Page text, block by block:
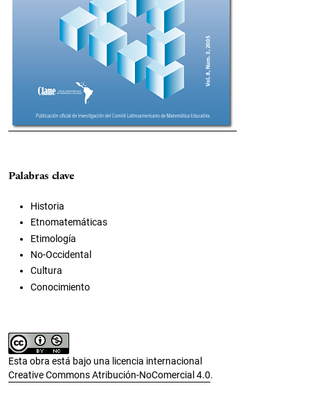
Palabras clave
Historia
Etnomatemáticas
Etimología
No-Occidental
Cultura
Conocimiento
Esta obra está bajo una licencia internacional
Creative Commons Atribución-NoComercial 4.0.